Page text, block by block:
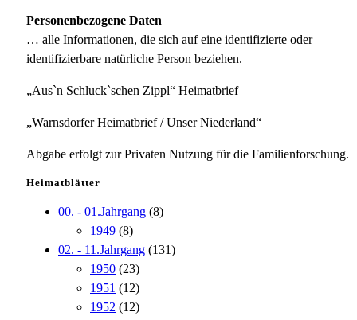
Personenbezogene Daten
… alle Informationen, die sich auf eine identifizierte oder
identifizierbare natürliche Person beziehen.
„Aus`n Schluck`schen Zippl“ Heimatbrief
„Warnsdorfer Heimatbrief / Unser Niederland“
Abgabe erfolgt zur Privaten Nutzung für die Familienforschung.
Heimatblätter
00. - 01.Jahrgang (8)
1949 (8)
02. - 11.Jahrgang (131)
1950 (23)
1951 (12)
1952 (12)